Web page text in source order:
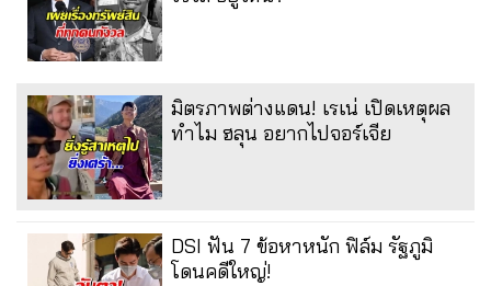
มิตรภาพต่างแดน! เรเน่ เปิดเหตุผล
ทำไม ฮลุน อยากไปจอร์เจีย
DSI ฟัน 7 ข้อหาหนัก ฟิล์ม รัฐภูมิ
โดนคดีใหญ่!